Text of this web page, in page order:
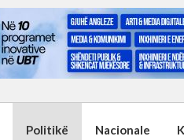
Politikë Nacionale